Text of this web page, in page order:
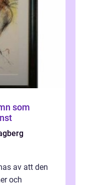
som
av att den
och